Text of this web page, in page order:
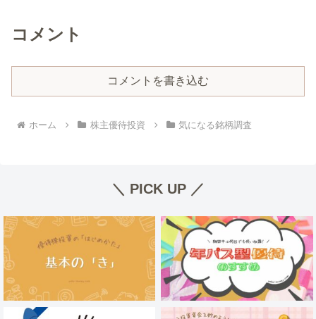
コメント
コメントを書き込む
ホーム 株主優待投資 気になる銘柄調査
＼ PICK UP ／